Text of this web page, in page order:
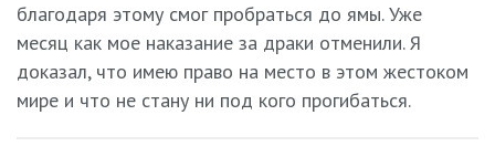
благодаря этому смог пробраться до ямы. Уже
месяц как мое наказание за драки отменили. Я
доказал, что имею право на место в этом жестоком
мире и что не стану ни под кого прогибаться.